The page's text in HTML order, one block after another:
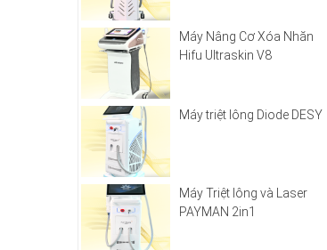
Máy Nâng Cơ Xóa Nhăn
Hifu Ultraskin V8
Máy triệt lông Diode DESY
Máy Triệt lông và Laser
PAYMAN 2in1